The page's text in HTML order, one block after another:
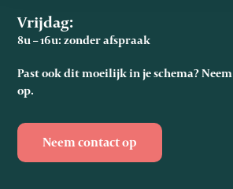
Vrijdag:
8u – 16u: zonder afspraak
Past ook dit moeilijk in je schema?
op.
Neem contact op